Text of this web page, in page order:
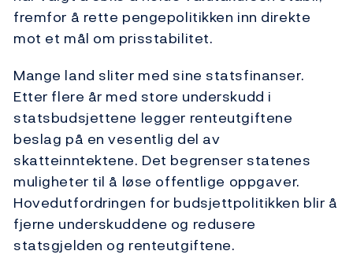
fremfor å rette pengepolitikken inn direkte
mot et mål om prisstabilitet.
Mange land sliter med sine statsfinanser.
Etter flere år med store underskudd i
statsbudsjettene legger renteutgiftene
beslag på en vesentlig del av
skatteinntektene. Det begrenser statenes
muligheter til å løse offentlige oppgaver.
Hovedutfordringen for budsjettpolitikken blir å
fjerne underskuddene og redusere
statsgjelden og renteutgiftene.